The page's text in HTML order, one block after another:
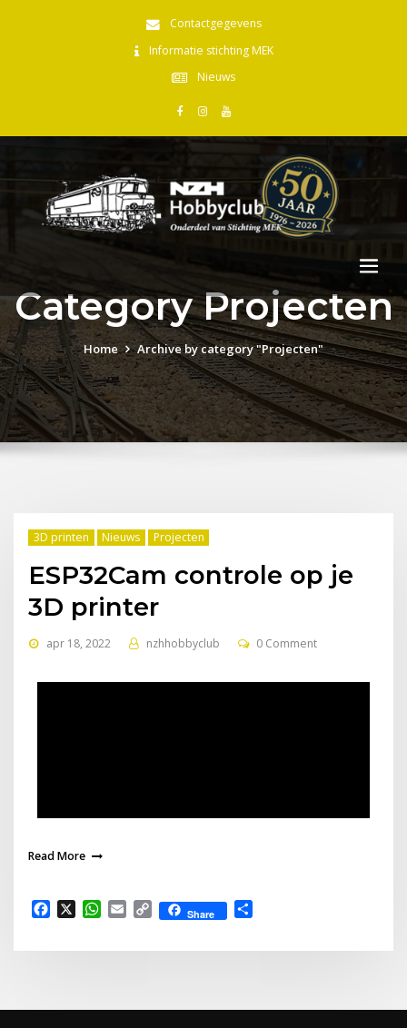
Contactgegevens
Informatie stichting MEK
Nieuws
Category Projecten
Home Archive by category "Projecten"
3D printen Nieuws Projecten
ESP32Cam controle op je
3D printer
apr 18, 2022 nzhhobbyclub 0 Comment
Read More
FacebookWhatsApp
EmailCopy Share